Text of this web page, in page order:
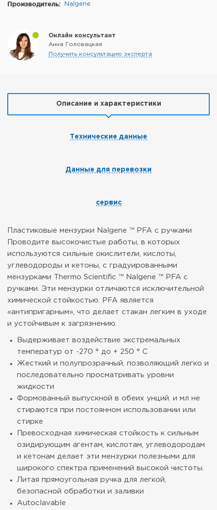
Производитель: Nalgene
Онлайн консультант
Анна Головацкая
Получить консультацию эксперта
Описание и характеристики
Технические данные
Данные для перевозки
сервис
Пластиковые мензурки Nalgene ™ PFA с ручками
Проводите высокочистые работы, в которых
используются сильные окислители, кислоты,
углеводороды и кетоны, с градуированными
мензурками Thermo Scientific ™ Nalgene ™ PFA с
ручками. Эти мензурки отличаются исключительной
химической стойкостью. PFA является
«антипригарным», что делает стакан легким в уходе
и устойчивым к загрязнению.
Выдерживает воздействие экстремальных
температур от -270 ° до + 250 ° C
Жесткий и полупрозрачный, позволяющий легко и
последовательно просматривать уровни
жидкости
Формованный выпускной в обеих унций. и мл не
стираются при постоянном использовании или
стирке
Превосходная химическая стойкость к сильным
озидирующим агентам, кислотам, углеводородам
и кетонам делает эти мензурки полезными для
широкого спектра применений высокой чистоты.
Литая прямоугольная ручка для легкой,
безопасной обработки и заливки
Autoclavable